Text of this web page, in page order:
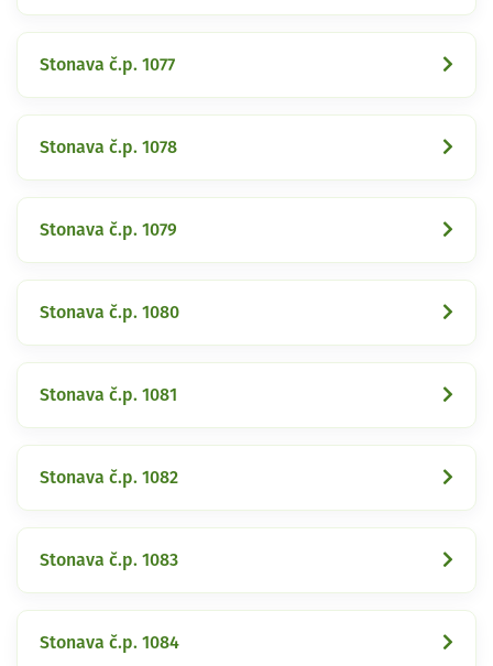
Stonava č.p. 1077
Stonava č.p. 1078
Stonava č.p. 1079
Stonava č.p. 1080
Stonava č.p. 1081
Stonava č.p. 1082
Stonava č.p. 1083
Stonava č.p. 1084